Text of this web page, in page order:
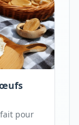
œufs
pour